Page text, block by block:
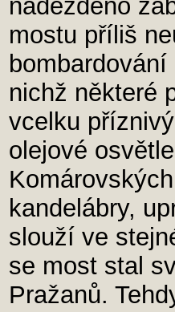
nadezděno
mostu příliš
nichž některé
vcelku
olejové
kandelábry,
slouží ve
se most stal
Pražanů.